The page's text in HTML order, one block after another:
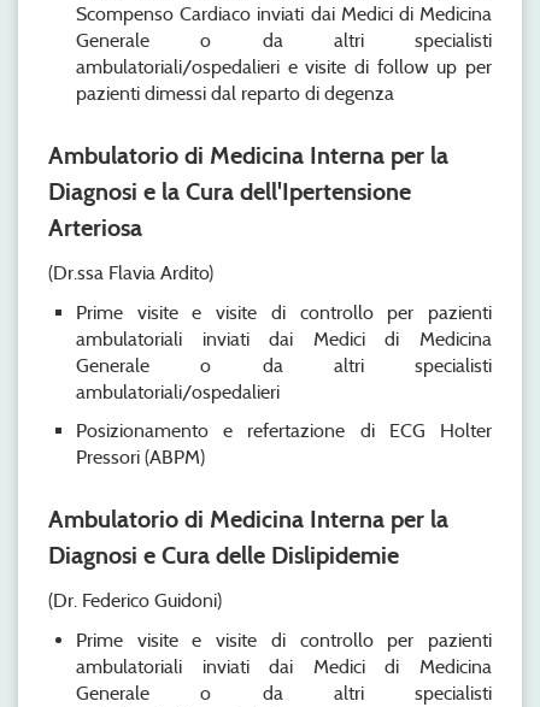
Scompenso Cardiaco inviati dai Medici di Medicina
Generale o da altri specialisti
ambulatoriali/ospedalieri e visite di follow up per
pazienti dimessi dal reparto di degenza
Ambulatorio di Medicina Interna per la
Diagnosi e la Cura dell'Ipertensione
Arteriosa
(Dr.ssa Flavia Ardito)
Prime visite e visite di controllo per pazienti
ambulatoriali inviati dai Medici di Medicina
Generale o da altri specialisti
ambulatoriali/ospedalieri
Posizionamento e refertazione di ECG Holter
Pressori (ABPM)
Ambulatorio di Medicina Interna per la
Diagnosi e Cura delle Dislipidemie
(Dr. Federico Guidoni)
Prime visite e visite di controllo per pazienti
ambulatoriali inviati dai Medici di Medicina
Generale o da altri specialisti